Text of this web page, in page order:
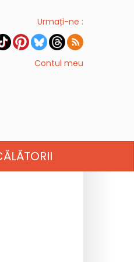
Urmați-ne :
Contul meu